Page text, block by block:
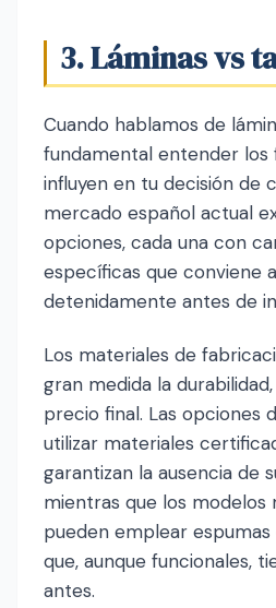
3. Láminas vs
Cuando hablamos de
fundamental entender
influyen en tu decisión de
mercado español actual
opciones, cada una con
específicas que conviene
detenidamente antes de
Los materiales de
gran medida la
precio final. Las opciones
utilizar materiales
garantizan la ausencia de
mientras que los modelos
pueden emplear
que, aunque funcionales,
antes.